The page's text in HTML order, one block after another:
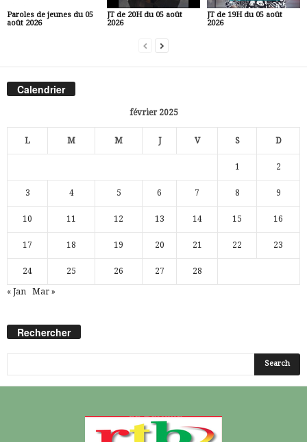
Paroles de jeunes du 05
août 2026
JT de 20H du 05 août
2026
JT de 19H du 05 août
2026
Calendrier
février 2025
L M M J V S D
1 2
3 4 5 6 7 8 9
10 11 12 13 14 15 16
17 18 19 20 21 22 23
24 25 26 27 28
« Jan Mar »
Rechercher